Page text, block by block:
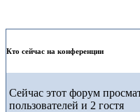
Кто сейчас на конференции
Сейчас этот форум
пользователей и 2 гостя